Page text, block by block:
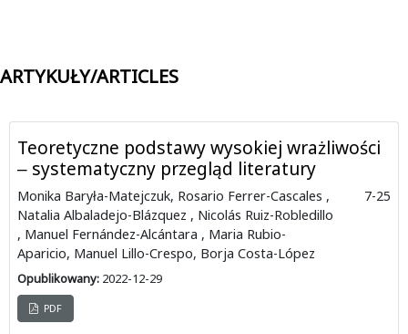
ARTYKUŁY/ARTICLES
Teoretyczne podstawy wysokiej wrażliwości
‒ systematyczny przegląd literatury
Monika Baryła-Matejczuk, Rosario Ferrer-Cascales ,
Natalia Albaladejo-Blázquez , Nicolás Ruiz-Robledillo
, Manuel Fernández-Alcántara , Maria Rubio-
Aparicio, Manuel Lillo-Crespo, Borja Costa-López
7-25
Opublikowany: 2022-12-29
PDF